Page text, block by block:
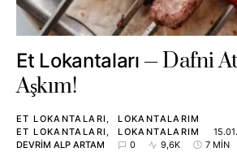
Et Lokantaları
Dafni
Aşkım!
ET LOKANTALARI
LOKANTALARIM
ET LOKANTALARI
LOKANTALARIM
DEVRIM ALP ARTAM
0 9,6K 7 MIN